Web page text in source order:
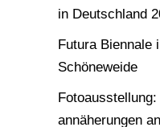
in Deutschland
Futura Biennale
Schöneweide
annäherungen